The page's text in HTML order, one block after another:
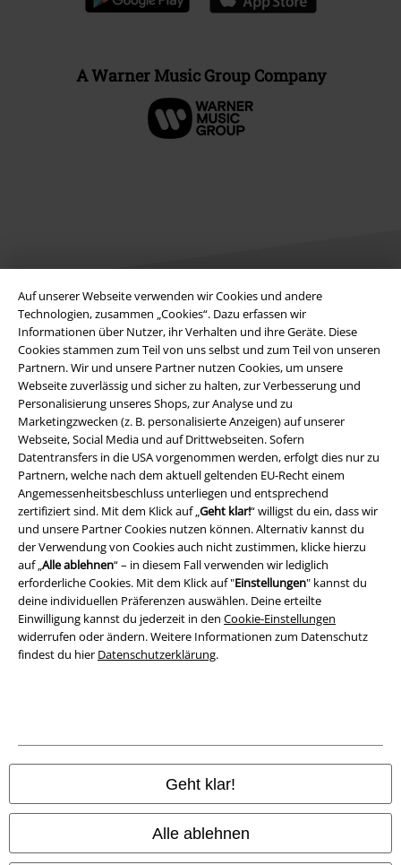
Auf unserer Webseite verwenden wir Cookies und andere
Technologien, zusammen „Cookies“. Dazu erfassen wir
Informationen über Nutzer, ihr Verhalten und ihre Geräte. Diese
Cookies stammen zum Teil von uns selbst und zum Teil von unseren
Partnern. Wir und unsere Partner nutzen Cookies, um unsere
Webseite zuverlässig und sicher zu halten, zur Verbesserung und
Personalisierung unseres Shops, zur Analyse und zu
Marketingzwecken (z. B. personalisierte Anzeigen) auf unserer
Webseite, Social Media und auf Drittwebseiten. Sofern
Datentransfers in die USA vorgenommen werden, erfolgt dies nur zu
Partnern, welche nach dem aktuell geltenden EU-Recht einem
Angemessenheitsbeschluss unterliegen und entsprechend
zertifiziert sind. Mit dem Klick auf „Geht klar!“ willigst du ein, dass wir
und unsere Partner Cookies nutzen können. Alternativ kannst du
der Verwendung von Cookies auch nicht zustimmen, klicke hierzu
auf „Alle ablehnen“ – in diesem Fall verwenden wir lediglich
erforderliche Cookies. Mit dem Klick auf "Einstellungen" kannst du
deine individuellen Präferenzen auswählen. Deine erteilte
Einwilligung kannst du jederzeit in den Cookie-Einstellungen
widerrufen oder ändern. Weitere Informationen zum Datenschutz
findest du hier Datenschutzerklärung.
Geht klar!
Alle ablehnen
A Warner Music Group Company
Rechtliches
AGB
Impressum
Datenschutz
Entsorgung und Umweltschutz
Konformitätserklärung
Information zur Barrierefreiheit
Cookie-Einstellungen
Vertrag widerrufen
EMP Online Shops
EMP International